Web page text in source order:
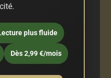
plus fluide
Dès 2,99 €/mois